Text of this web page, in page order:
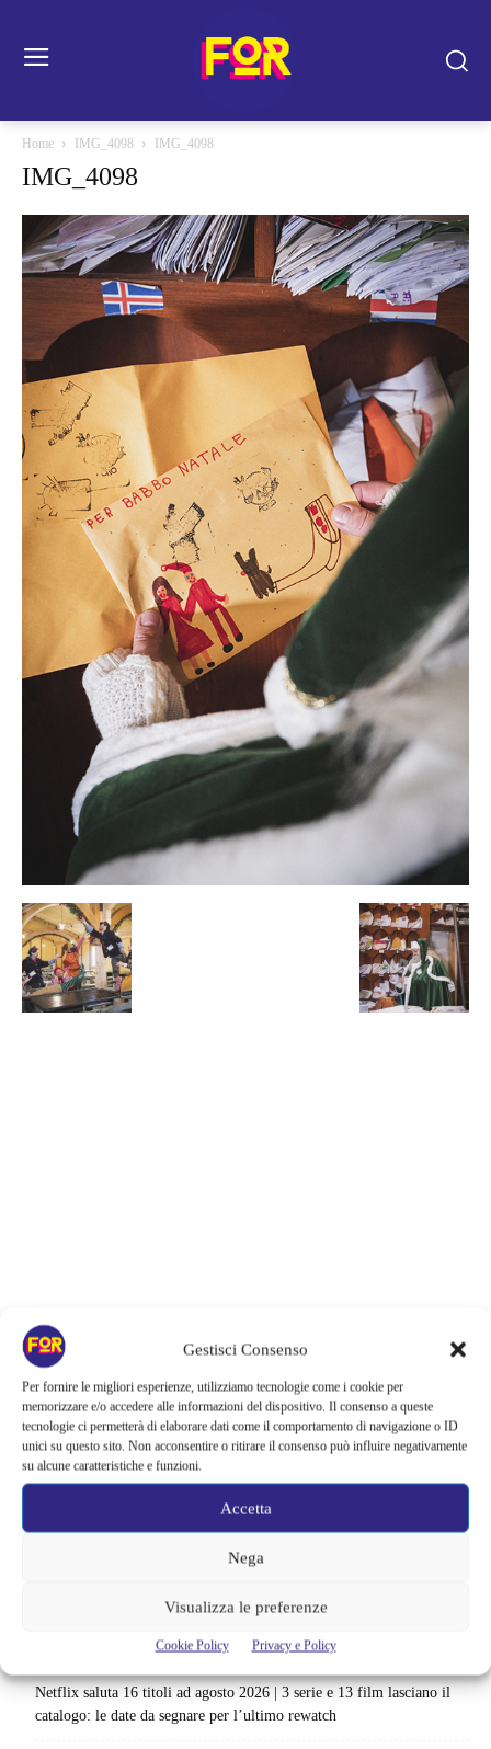
Gestisci Consenso
Per fornire le migliori esperienze, utilizziamo tecnologie come i cookie per
memorizzare e/o accedere alle informazioni del dispositivo. Il consenso a queste
tecnologie ci permetterà di elaborare dati come il comportamento di navigazione o ID
unici su questo sito. Non acconsentire o ritirare il consenso può influire negativamente
su alcune caratteristiche e funzioni.
Accetta
Nega
Visualizza le preferenze
Cookie Policy Privacy e Policy
Home IMG_4098 IMG_4098
IMG_4098
Barbie 2 rischia di saltare | Warner Bros. ha pochi mesi per trovare un
accordo: il dubbio che divide Hollywood
La bocca del diavolo arriva su Prime Video, squali e claustrofobia nel
nuovo survival horror: una vacanza diventa una trappola
La paura dell’altezza torna al cinema | Il sequel di Fall cambia
progetto è in sviluppo: cosa resta dell’esperimento
Netflix saluta 16 titoli ad agosto 2026 | 3 serie e 13 film lasciano il
catalogo: le date da segnare per l’ultimo rewatch